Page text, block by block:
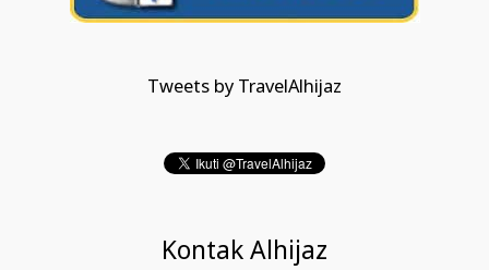
Tweets by TravelAlhijaz
Kontak Alhijaz